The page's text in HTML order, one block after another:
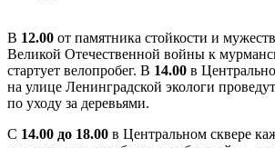
В 12.00 от памятника стойкости и
Великой Отечественной войны к
стартует велопробег. В 14.00 в
на улице Ленинградской экологи
по уходу за деревьями.
С 14.00 до 18.00 в Центральном сквере